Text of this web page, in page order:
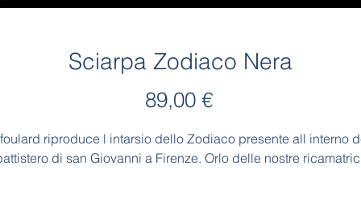
Sciarpa Zodiaco Nera
89,00 €Prezzo
riproduce l intarsio dello Zodiaco presente all interno
di san Giovanni a Firenze. Orlo delle nostre